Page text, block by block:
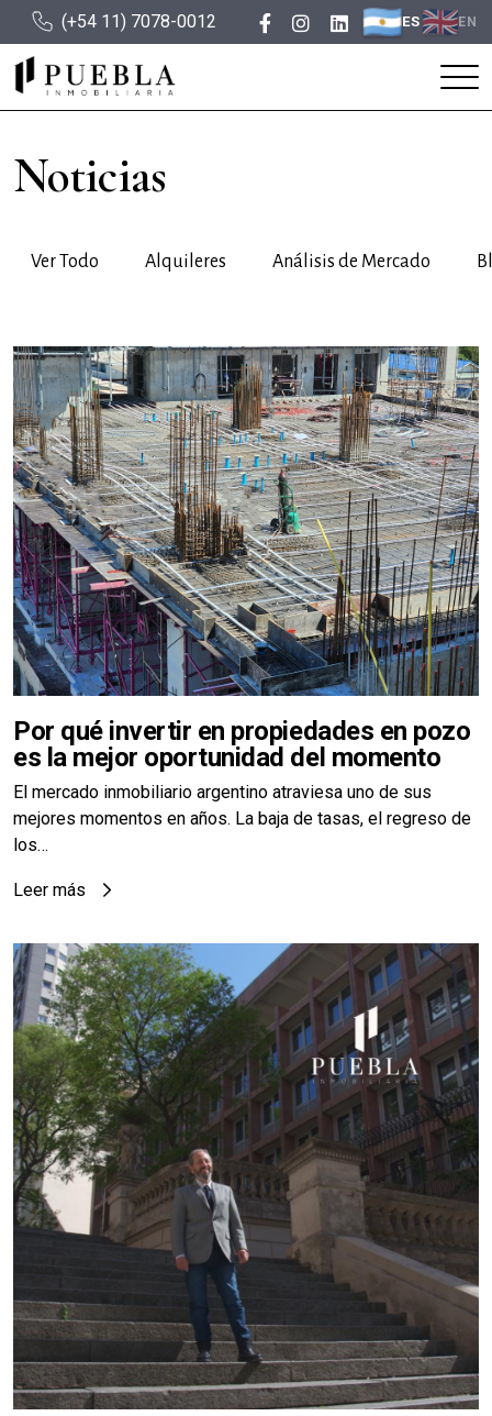
(+54 11) 7078-0012 ES EN
Noticias
Ver Todo Alquileres Análisis de Mercado
Por qué invertir en propiedades en pozo
es la mejor oportunidad del momento
El mercado inmobiliario argentino atraviesa uno de sus
mejores momentos en años. La baja de tasas, el regreso de
los…
Leer más